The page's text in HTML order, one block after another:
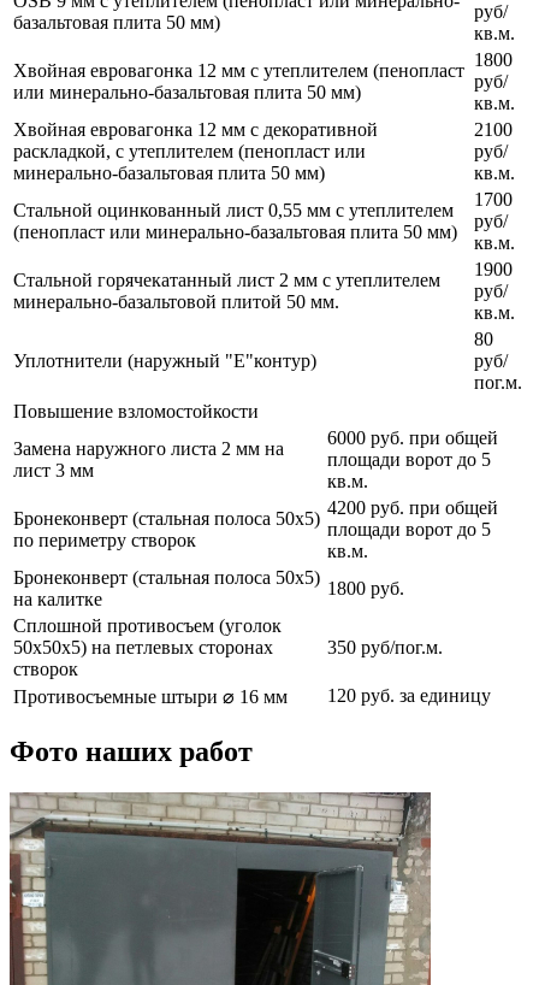
базальтовая плита 50 мм)
руб/
кв.м.
Хвойная евровагонка 12 мм с утеплителем (пенопласт
или минерально-базальтовая плита 50 мм)
1800
руб/
кв.м.
Хвойная евровагонка 12 мм с декоративной
раскладкой, с утеплителем (пенопласт или
минерально-базальтовая плита 50 мм)
2100
руб/
кв.м.
Стальной оцинкованный лист 0,55 мм с утеплителем
(пенопласт или минерально-базальтовая плита 50 мм)
1700
руб/
кв.м.
Стальной горячекатанный лист 2 мм с утеплителем
минерально-базальтовой плитой 50 мм.
1900
руб/
кв.м.
Уплотнители (наружный "Е"контур)
80
руб/
пог.м.
Повышение взломостойкости
Замена наружного листа 2 мм на
лист 3 мм
6000 руб. при общей
площади ворот до 5
кв.м.
Бронеконверт (стальная полоса 50х5)
по периметру створок
4200 руб. при общей
площади ворот до 5
кв.м.
Бронеконверт (стальная полоса 50х5)
на калитке
1800 руб.
Сплошной противосъем (уголок
50х50х5) на петлевых сторонах
створок
350 руб/пог.м.
Противосъемные штыри ⌀ 16 мм 120 руб. за единицу
Фото наших работ